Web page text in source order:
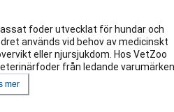
foder utvecklat för hundar och
används vid behov av medicinskt
eller njursjukdom. Hos VetZoo
från ledande
mer